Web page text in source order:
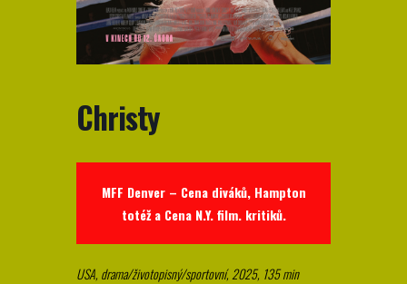
Christy
MFF Denver – Cena diváků, Hampton
totéž a Cena N.Y. film. kritiků.
USA, drama/životopisný/sportovní, 2025, 135 min